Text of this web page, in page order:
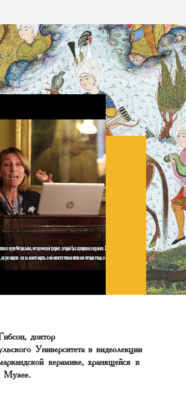
доктор
Университета в видеолекции
керамике, хранящейся в
Музее.